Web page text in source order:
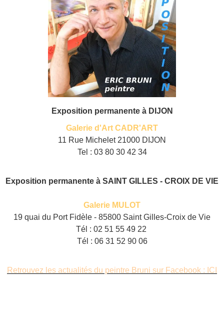
Exposition permanente à DIJON
Galerie d'Art CADR'ART
11 Rue Michelet 21000 DIJON
Tel : 03 80 30 42 34
Exposition permanente à SAINT GILLES - CROIX DE VIE
Galerie MULOT
19 quai du Port Fidèle - 85800 Saint Gilles-Croix de Vie
Tél : 02 51 55 49 22
Tél : 06 31 52 90 06
Retrouvez les actualités du peintre Bruni sur Facebook : ICI